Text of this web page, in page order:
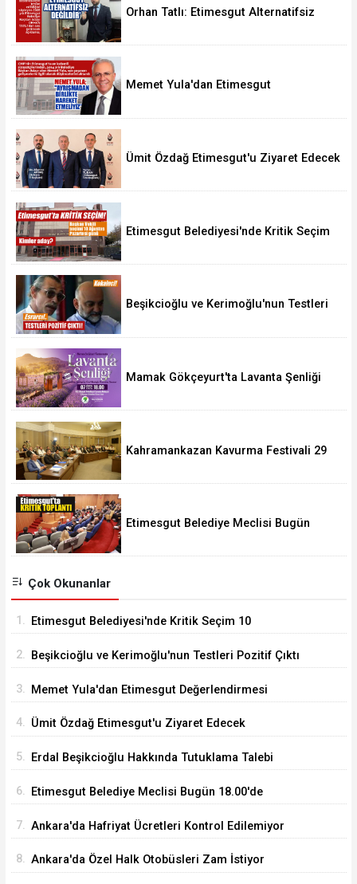
Orhan Tatlı: Etimesgut Alternatifsiz
Memet Yula'dan Etimesgut
Ümit Özdağ Etimesgut'u Ziyaret Edecek
Etimesgut Belediyesi'nde Kritik Seçim
Beşikcioğlu ve Kerimoğlu'nun Testleri
Mamak Gökçeyurt'ta Lavanta Şenliği
Kahramankazan Kavurma Festivali 29
Etimesgut Belediye Meclisi Bugün
Çok Okunanlar
1. Etimesgut Belediyesi'nde Kritik Seçim 10
2. Beşikcioğlu ve Kerimoğlu'nun Testleri Pozitif Çıktı
3. Memet Yula'dan Etimesgut Değerlendirmesi
4. Ümit Özdağ Etimesgut'u Ziyaret Edecek
5. Erdal Beşikcioğlu Hakkında Tutuklama Talebi
6. Etimesgut Belediye Meclisi Bugün 18.00'de
7. Ankara'da Hafriyat Ücretleri Kontrol Edilemiyor
8. Ankara'da Özel Halk Otobüsleri Zam İstiyor